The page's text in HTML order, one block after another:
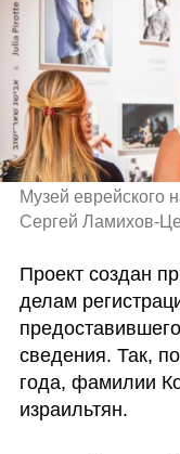
Музей еврейского
Сергей Ламихов-
Проект создан
делам
сведения. Так,
года, фамилии
израильтян.